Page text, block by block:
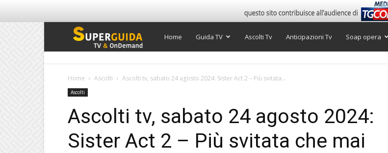
Super
Home Guida TV Ascolti Tv Anticipazioni Tv Soap opera
Home Ascolti Ascolti tv, sabato 24 agosto 2024: Sister Act 2 – Più svitata...
Ascolti
Ascolti tv, sabato 24 agosto 2024:
Sister Act 2 – Più svitata che mai